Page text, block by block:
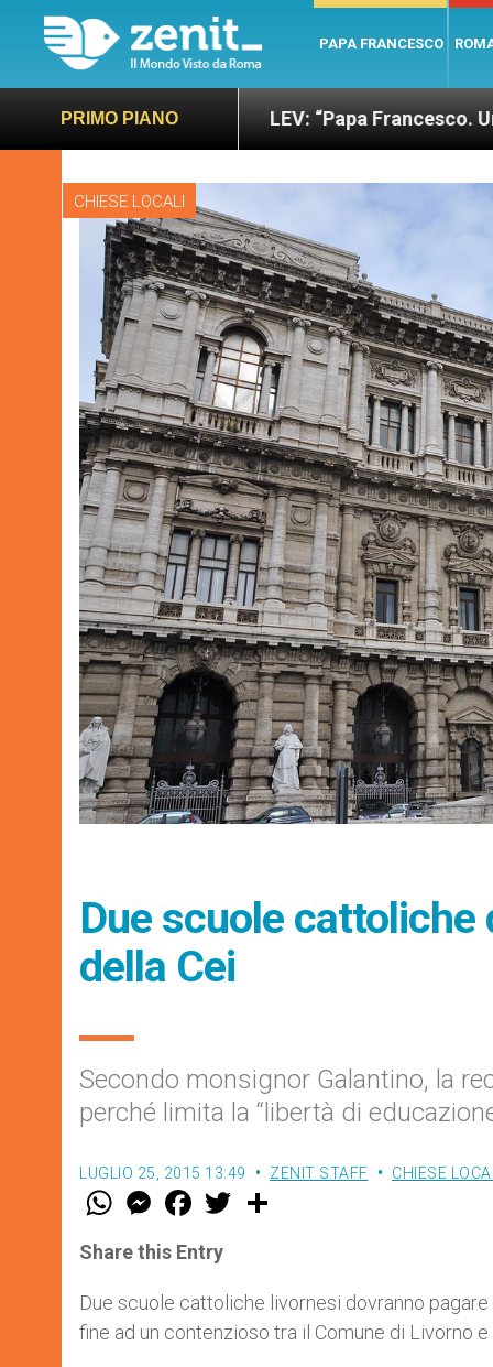
PAPA FRANCESCO
PRIMO PIANOLEV: “Papa Francesco. Un uomo di
CHIESE LOCALI
Due scuole cattoliche
della Cei
Secondo monsignor Galantino, la
perché limita la “libertà di
LUGLIO 25, 2015 13:49 ZENIT STAFF CHIESE
W
t
s
p
p
M
e
s
e
g
e
r
F
a
e
b
o
k
w
r
Share this Entry
Due scuole cattoliche livornesi dovranno
fine ad un contenzioso tra il Comune di Livorno